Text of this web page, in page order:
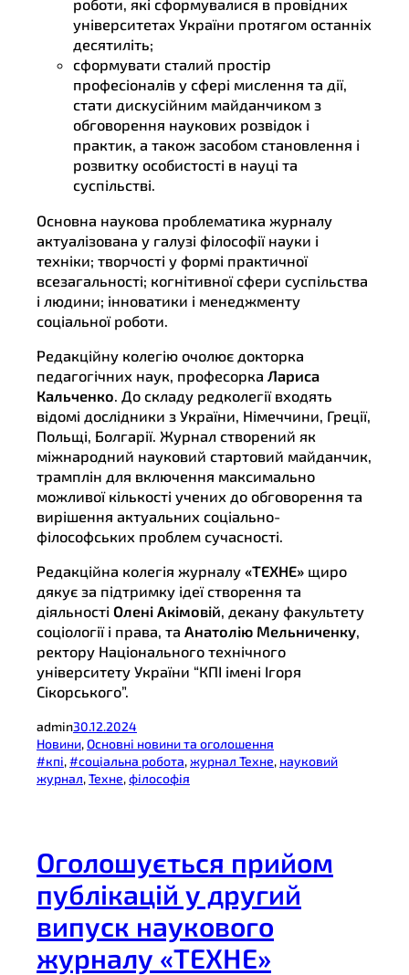
роботи, які сформувалися в провідних
університетах України протягом останніх
десятиліть;
сформувати сталий простір
професіоналів у сфері мислення та дії,
стати дискусійним майданчиком з
обговорення наукових розвідок і
практик, а також засобом становлення і
розвитку особистості в науці та
суспільстві.
Основна наукова проблематика журналу
актуалізована у галузі філософії науки і
техніки; творчості у формі практичної
всезагальності; когнітивної сфери суспільства
і людини; інноватики і менеджменту
соціальної роботи.
Редакційну колегію очолює докторка
педагогічних наук, професорка Лариса
Кальченко. До складу редколегії входять
відомі дослідники з України, Німеччини, Греції,
Польщі, Болгарії. Журнал створений як
міжнародний науковий стартовий майданчик,
трамплін для включення максимально
можливої кількості учених до обговорення та
вирішення актуальних соціально-
філософських проблем сучасності.
Редакційна колегія журналу «ТЕХНЕ» щиро
дякує за підтримку ідеї створення та
діяльності Олені Акімовій, декану факультету
соціології і права, та Анатолію Мельниченку,
ректору Національного технічного
університету України “КПІ імені Ігоря
Сікорського”.
admin30.12.2024
Новини, Основні новини та оголошення
#кпі, #соціальна робота, журнал Техне, науковий
журнал, Техне, філософія
Оголошується прийом
публікацій у другий
випуск наукового
журналу «ТЕХНЕ»